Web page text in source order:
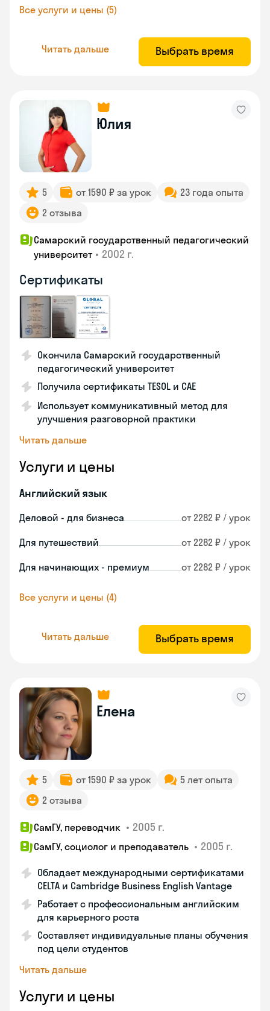
Все услуги и цены (5)
Читать дальше Выбрать время
Юлия
5 от 1590 ₽ за урок
23 года опыта
2 отзыва
Самарский государственный педагогический
университет • 2002 г.
Сертификаты
Окончила Самарский государственный
педагогический университет
Получила сертификаты TESOL и CAE
Использует коммуникативный метод для
улучшения разговорной практики
Читать дальше
Услуги и цены
Английский язык
Деловой - для бизнеса от 2282 ₽ / урок
Для путешествий от 2282 ₽ / урок
Для начинающих - премиум от 2282 ₽ / урок
Все услуги и цены (4)
Читать дальше Выбрать время
Елена
5 от 1590 ₽ за урок
5 лет опыта
2 отзыва
СамГУ, переводчик • 2005 г.
СамГУ, социолог и преподаватель • 2005 г.
Обладает международными сертификатами
CELTA и Cambridge Business English Vantage
Работает с профессиональным английским
для карьерного роста
Составляет индивидуальные планы обучения
под цели студентов
Читать дальше
Услуги и цены